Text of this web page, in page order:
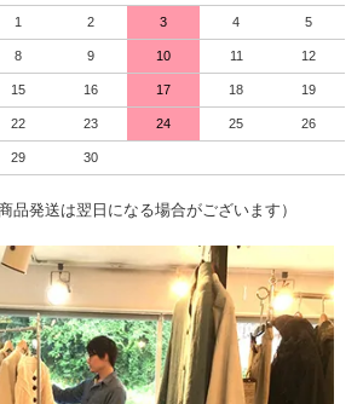
1 2 3 4 5
8 9 10 11 12
15 16 17 18 19
22 23 24 25 26
29 30
品発送は翌日になる場合がございます）